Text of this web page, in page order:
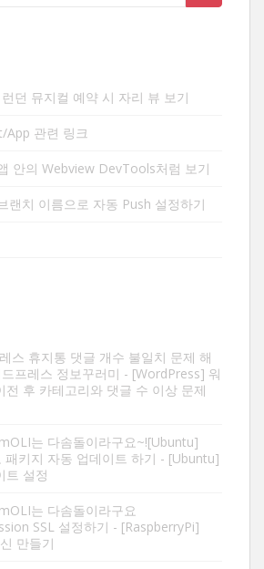
던 뮤지컬 예약 시 자리 뷰 보기
App 관련 링크
안의 Webview DevTools처럼 보기
랜치 이름으로 자동 Push 설정하기
스 휴지통 댓글 개수 불일치 문제 해
프레스 정보꾸러미 - [WordPress] 워
전 후 카테고리와 댓글 수 이상 문제
는 다솜돌이라구요~![Ubuntu]
키지 자동 업데이트 하기 - [Ubuntu]
트 설정
는 다솜돌이라구요
SSL 설정하기 - [RaspberryPi]
만들기